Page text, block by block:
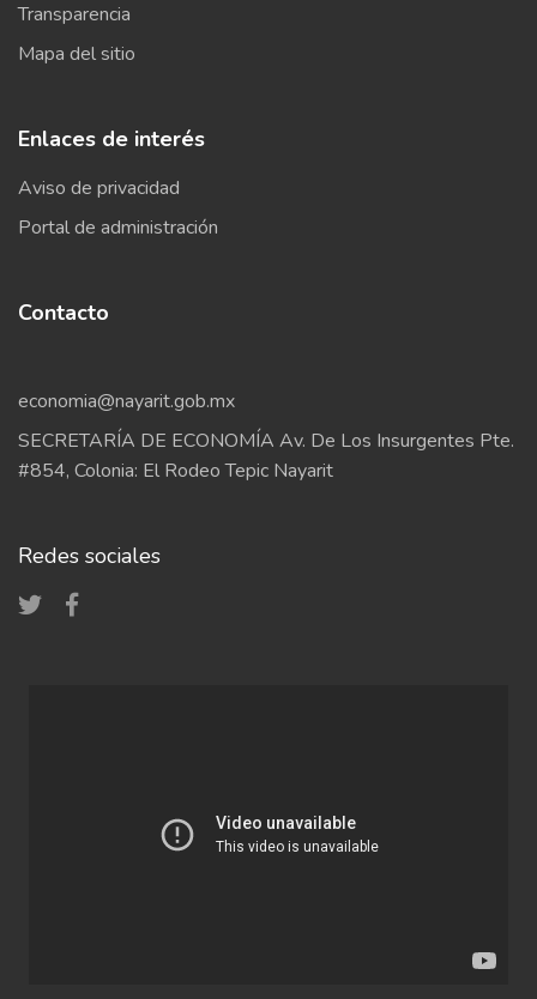
Transparencia
Mapa del sitio
Enlaces de interés
Aviso de privacidad
Portal de administración
Contacto
economia@nayarit.gob.mx
SECRETARÍA DE ECONOMÍA Av. De Los Insurgentes Pte.
#854, Colonia: El Rodeo Tepic Nayarit
Redes sociales